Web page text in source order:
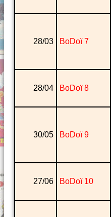
28/03 BoDoï 7
28/04 BoDoï 8
30/05 BoDoï 9
27/06 BoDoï 10